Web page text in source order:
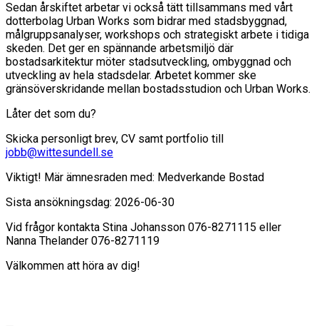
Sedan årskiftet arbetar vi också tätt tillsammans med vårt
dotterbolag Urban Works som bidrar med stadsbyggnad,
målgruppsanalyser, workshops och strategiskt arbete i tidiga
skeden. Det ger en spännande arbetsmiljö där
bostadsarkitektur möter stadsutveckling, ombyggnad och
utveckling av hela stadsdelar. Arbetet kommer ske
gränsöverskridande mellan bostadsstudion och Urban Works.
Låter det som du?
Skicka personligt brev, CV samt portfolio till
jobb@wittesundell.se
Viktigt! Mär ämnesraden med: Medverkande Bostad
Sista ansökningsdag: 2026-06-30
Vid frågor kontakta Stina Johansson 076-8271115 eller
Nanna Thelander 076-8271119
Välkommen att höra av dig!